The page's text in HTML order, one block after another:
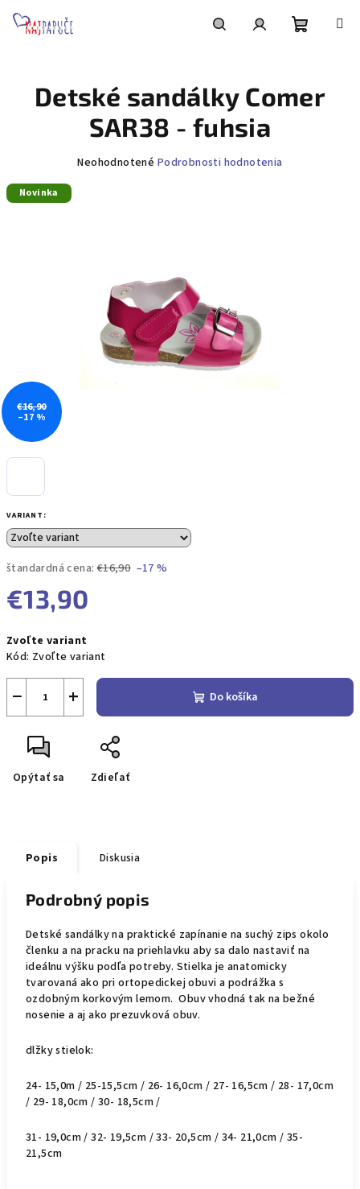
košík
VARIANT:
štandardná cena: €16,90 –17 %
€13,90
cena:
Zvoľte variant
Kód: Zvoľte variant
+
− Do košíka
Opýtať sa Zdieľať
Detské sandálky Comer
SAR38 - fuhsia
Priemerné
Neohodnotené Podrobnosti hodnotenia
Novinka
€16,90
–17 %
Popis Diskusia
Podrobný popis
Detské sandálky na praktické zapínanie na suchý zips okolo
členku a na pracku na priehlavku aby sa dalo nastaviť na
ideálnu výšku podľa potreby. Stielka je anatomicky
tvarovaná ako pri ortopedickej obuvi a podrážka s
ozdobným korkovým lemom. Obuv vhodná tak na bežné
nosenie a aj ako prezuvková obuv.
dlžky stielok:
24- 15,0m / 25-15,5cm / 26- 16,0cm / 27- 16,5cm / 28- 17,0cm
/ 29- 18,0cm / 30- 18,5cm /
31- 19,0cm / 32- 19,5cm / 33- 20,5cm / 34- 21,0cm / 35-
21,5cm